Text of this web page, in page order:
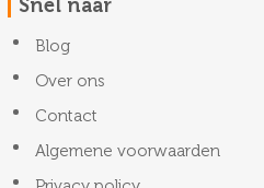
Snel naar
Blog
Over ons
Contact
Algemene voorwaarden